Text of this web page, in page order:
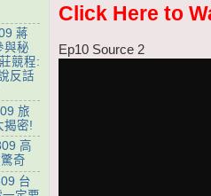
Click Here to
Ep10 Source 2
蔣
與秘
競程:
反話
旅
揭密!
高
奇
台